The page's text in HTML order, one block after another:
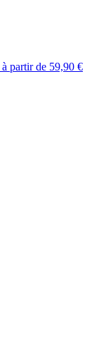
à partir de 59,90 €